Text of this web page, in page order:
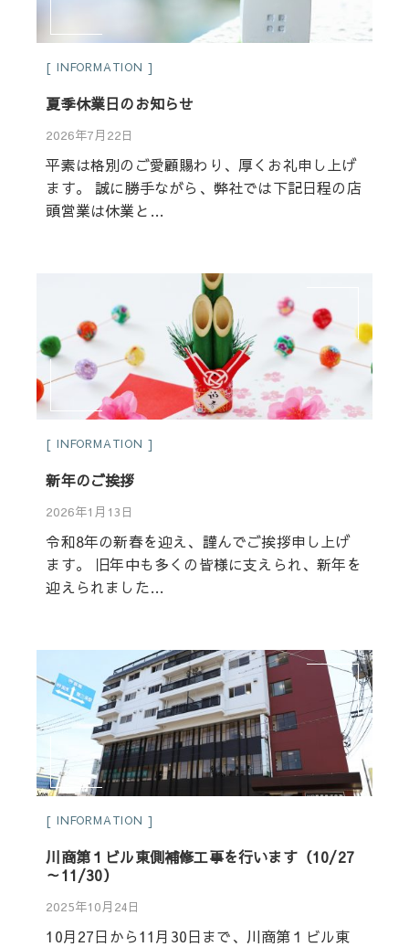
INFORMATION
夏季休業日のお知らせ
2026年7月22日
平素は格別のご愛顧賜わり、厚くお礼申し上げ
ます。 誠に勝手ながら、弊社では下記日程の店
頭営業は休業と…
INFORMATION
新年のご挨拶
2026年1月13日
令和8年の新春を迎え、謹んでご挨拶申し上げ
ます。 旧年中も多くの皆様に支えられ、新年を
迎えられました…
INFORMATION
川商第１ビル東側補修工事を行います（10/27
～11/30）
2025年10月24日
10月27日から11月30日まで、川商第１ビル東